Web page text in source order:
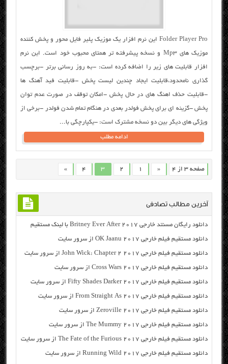
Folder Player Pro این نرم افزار یک موزیک پلیر فایل محور و پخش کننده
موزیک های Mp3 و نسخه پیشرفته تر همتای محبوب خود است. این نرم
افزار قابلیت های زیر را اضافه کرده است: -به روز رسانی برتر -برچسب
گذاری نامحدود،قابلیت ایجاد چندین لیست پخش -قابلیت فید آهنگ ها
-قابلیت حذف اهنگ های در حال پخش -امکان توقف در صورت عدم توان
پخش -گزینه ای برای پخش فولدر بعدی در هنگام تمام شدن فولدر -برخی از
ویژگی های دیگر بین دو نسخه مشترک است: -یکپارچگی با...
ادامه مطلب
صفحه 3 از 4 «
1
2
3
4
»
آخرین مطالب تصادفی
دانلود رایگان مسنتد خارجی Britney Ever After 2017 با لینک مستقیم
دانلود مستقیم فیلم خارجی OK Jaanu 2017 از سرور سایت
دانلود مستقیم فیلم خارجی John Wick: Chapter 2 2017 از سرور سایت
دانلود مستقیم فیلم خارجی Cross Wars 2017 از سرور سایت
دانلود مستقیم فیلم خارجی Fifty Shades Darker 2017 از سرور سایت
دانلود مستقیم فیلم خارجی From Straight As 2017 از سرور سایت
دانلود مستقیم فیلم خارجی Zeroville 2017 از سرور سایت
دانلود مستقیم فیلم خارجی The Mummy 2017 از سرور سایت
دانلود مستقیم فیلم خارجی The Fate of the Furious 2017 از سرور سایت
دانلود مستقیم فیلم خارجی Running Wild 2017 از سرور سایت